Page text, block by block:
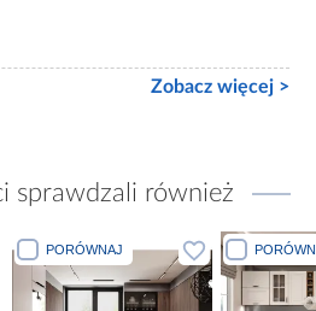
Zobacz więcej >
sprawdzali również
PORÓWNAJ